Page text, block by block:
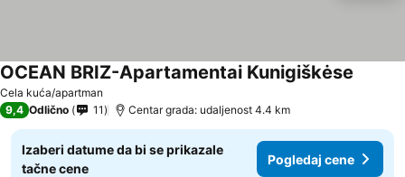
Cela kuća/apartman
OCEAN BRIZ-Apartamentai Kunigiškėse
9,4 Odlično 11 Centar grada: udaljenost 4.4 km
Izaberi datume da bi se prikazale
tačne cene
Pogledaj cene